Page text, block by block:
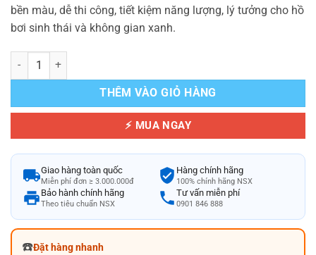
bền màu, dễ thi công, tiết kiệm năng lượng, lý tưởng cho hồ
bơi sinh thái và không gian xanh.
Gạch Mosaic Thủy Tinh Xanh Lá 4x4cm Tiết Kiệm Cho Hồ Bơi Sinh
THÊM VÀO GIỎ HÀNG
⚡ MUA NGAY
Giao hàng toàn quốc
Miễn phí đơn ≥ 3.000.000đ
Hàng chính hãng
100% chính hãng NSX
Bảo hành chính hãng
Theo tiêu chuẩn NSX
Tư vấn miễn phí
0901 846 888
☎️Đặt hàng nhanh